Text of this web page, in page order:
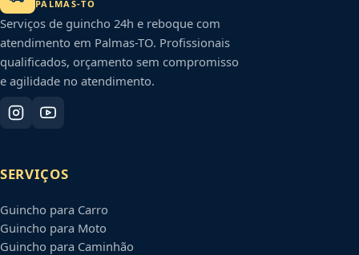
PALMAS-TO
Serviços de guincho 24h e reboque com
atendimento em Palmas-TO. Profissionais
qualificados, orçamento sem compromisso
e agilidade no atendimento.
SERVIÇOS
Guincho para Carro
Guincho para Moto
Guincho para Caminhão